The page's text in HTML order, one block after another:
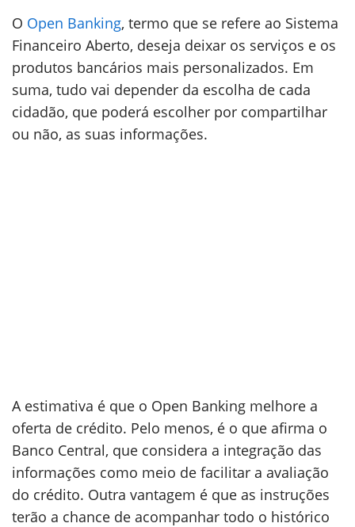
O Open Banking, termo que se refere ao Sistema
Financeiro Aberto, deseja deixar os serviços e os
produtos bancários mais personalizados. Em
suma, tudo vai depender da escolha de cada
cidadão, que poderá escolher por compartilhar
ou não, as suas informações.
A estimativa é que o Open Banking melhore a
oferta de crédito. Pelo menos, é o que afirma o
Banco Central, que considera a integração das
informações como meio de facilitar a avaliação
do crédito. Outra vantagem é que as instruções
terão a chance de acompanhar todo o histórico